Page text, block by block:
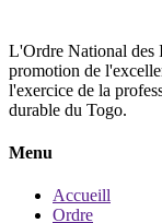
L'Ordre National des
promotion de
l'exercice de la
durable du Togo.
Menu
Accueill
Ordre